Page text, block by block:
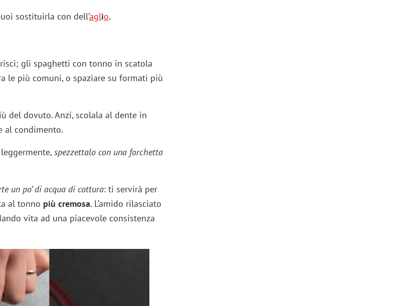
sostituirla con dell’aglio.
gli spaghetti con tonno in scatola
le più comuni, o spaziare su formati più
del dovuto. Anzi, scolala al dente in
al condimento.
spezzettalo con una forchetta
un po’ di acqua di cottura: ti servirà per
al tonno più cremosa. L’amido rilasciato
vita ad una piacevole consistenza